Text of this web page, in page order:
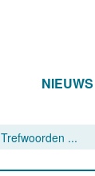
NIEUWS